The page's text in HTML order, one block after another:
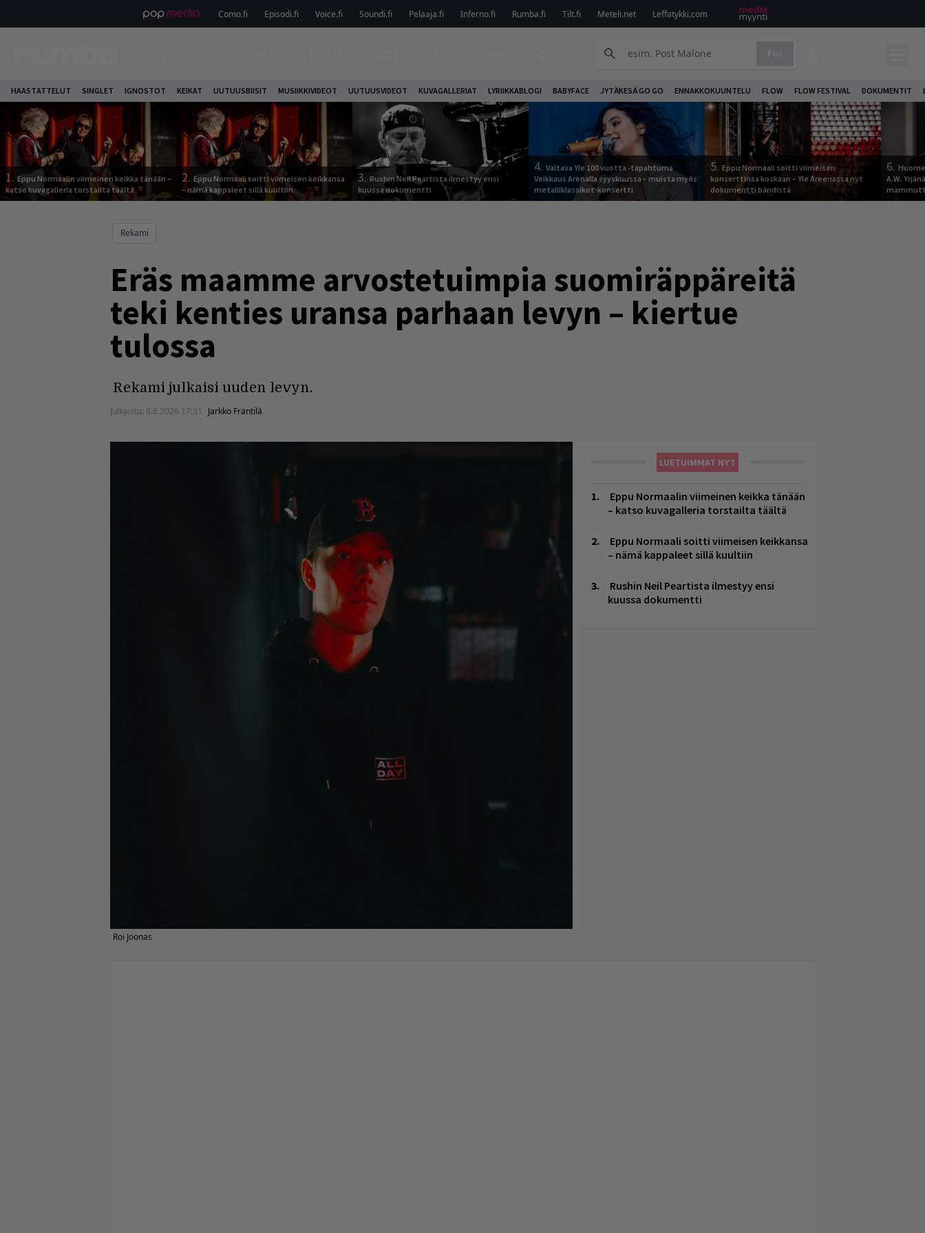
Como.fi Episodi.fi Voice.fi Soundi.fi Pelaaja.fi Inferno.fi Rumba.fi Tilt.fi Meteli.net Leffatykki.com
HAASTATTELUT SINGLET IGNOSTOT KEIKAT UUTUUSBIISIT MUSIIKKIVIDEOT UUTUUSVIDEOT KUVAGALLERIAT LYRIIKKABLOGI BABYFACE JYTÄKESÄ GO GO ENNAKKOKUUNTELU FLOW FLOW FESTIVAL DOKUMENTIT
1. Eppu Normaalin viimeinen keikka tänään –
katso kuvagalleria torstailta täältä
2. Eppu Normaali soitti viimeisen keikkansa
– nämä kappaleet sillä kuultiin
3. Rushin Neil Peartista ilmestyy ensi
kuussa dokumentti
4. Valtava Yle 100 vuotta -tapahtuma
Veikkaus Arenalla syyskuussa – muista myös
metalliklassikot-konsertti
5. Eppu Normaali soitti viimeisen
konserttinsa koskaan – Yle Areenassa nyt
dokumentti bändistä
6.
A.W.
Rekami
Eräs maamme arvostetuimpia suomiräppäreitä
teki kenties uransa parhaan levyn – kiertue
tulossa
Rekami julkaisi uuden levyn.
Julkaistu: 8.6.2026 17:31 Jarkko Fräntilä
Roi Joonas
LUETUIMMAT NYT
Eppu Normaalin viimeinen keikka tänään
– katso kuvagalleria torstailta täältä
Eppu Normaali soitti viimeisen keikkansa
– nämä kappaleet sillä kuultiin
Rushin Neil Peartista ilmestyy ensi
kuussa dokumentti